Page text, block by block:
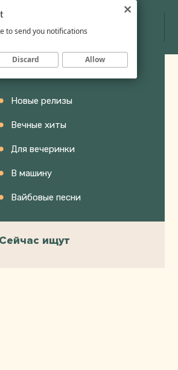
Новые релизы
Вечные хиты
Для вечеринки
В машину
Вайбовые песни
Сейчас ищут
to send you notifications
Discard Allow